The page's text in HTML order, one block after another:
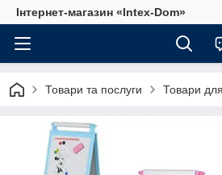
Інтернет-магазин «Intex-Dom»
Товари та послуги Товари